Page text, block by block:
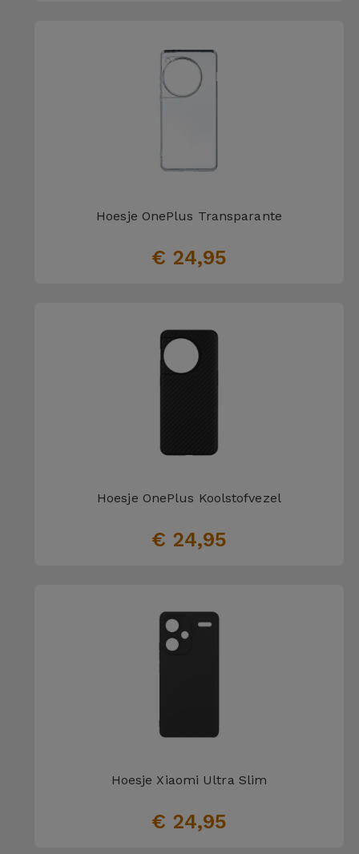
Hoesje OnePlus Transparante
€ 24,95
Hoesje OnePlus Koolstofvezel
€ 24,95
Hoesje Xiaomi Ultra Slim
€ 24,95